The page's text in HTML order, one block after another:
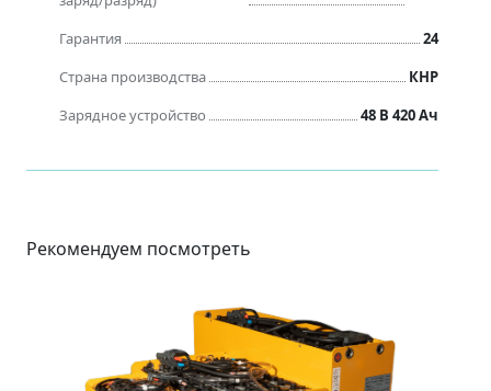
Гарантия
24
Страна производства
КНР
Зарядное устройство
48 В 420 Ач
Рекомендуем посмотреть